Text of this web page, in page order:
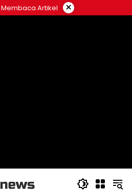
Membaca Artikel ×